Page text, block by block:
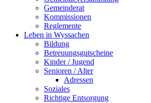
Gemeinderat
Kommissionen
Reglemente
Leben in Wyssachen
Bildung
Betreuungsgutscheine
Kinder / Jugend
Senioren / Alter
Adressen
Soziales
Richtige Entsorgung